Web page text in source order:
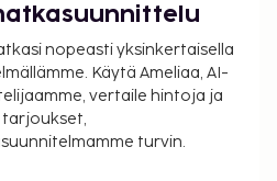
olevien tietojen avulla.
allas on käytettävissä
vuotta vanha lapsi voi
kun hän käyttää
huoneessa olevia
nopeasti yksinkertaisella
Käytä Ameliaa, AI-
vertaile hintoja ja
tarjoukset,
turvin.